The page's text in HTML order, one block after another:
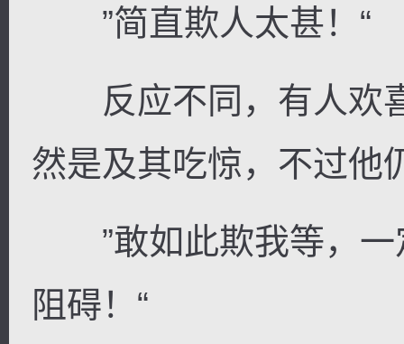
”简直欺人太甚！“
反应不同，有人欢
然是及其吃惊，不过他
”敢如此欺我等，一
阻碍！“